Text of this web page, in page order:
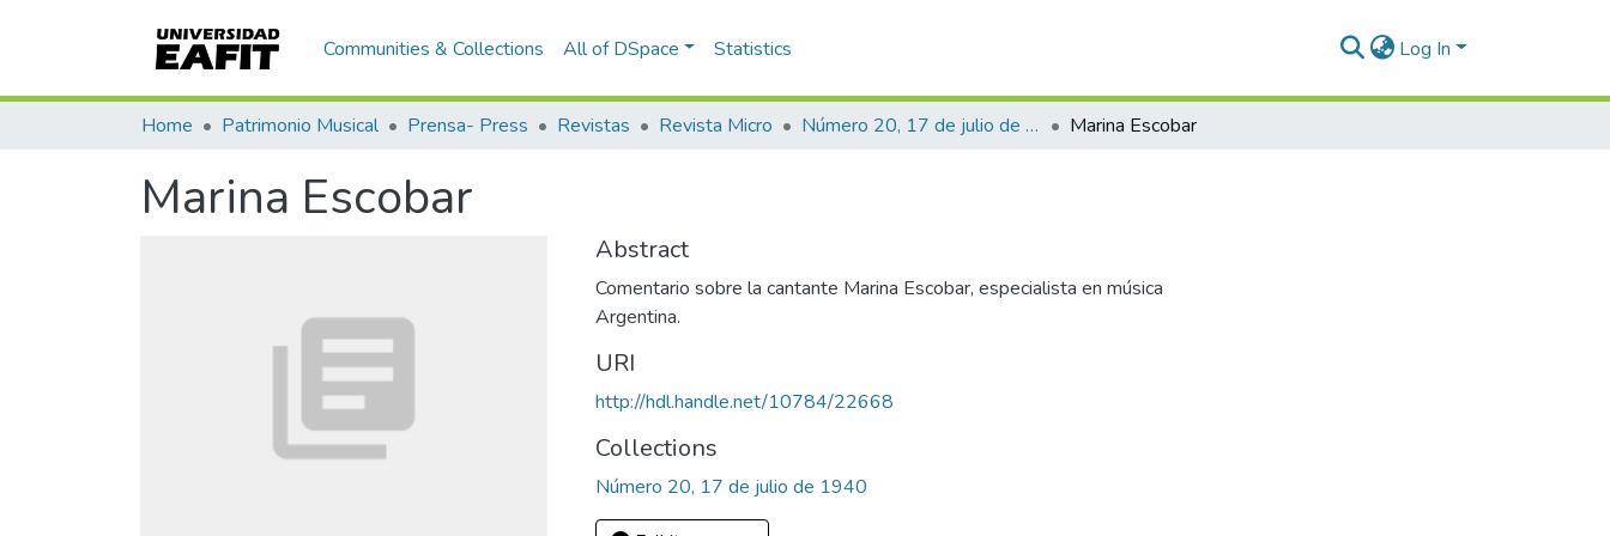
Communities & Collections All of DSpace Statistics Log In
Home Patrimonio Musical Prensa- Press Revistas Revista Micro Número 20, 17 de julio de 1940 Marina Escobar
Marina Escobar
Abstract
Comentario sobre la cantante Marina Escobar, especialista en música
Argentina.
URI
http://hdl.handle.net/10784/22668
Collections
Número 20, 17 de julio de 1940